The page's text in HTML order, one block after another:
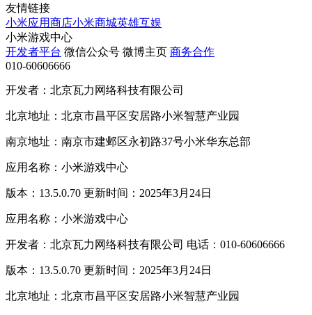
友情链接
小米应用商店小米商城英雄互娱
小米游戏中心
开发者平台 微信公众号 微博主页 商务合作
010-60606666
开发者：北京瓦力网络科技有限公司
北京地址：北京市昌平区安居路小米智慧产业园
南京地址：南京市建邺区永初路37号小米华东总部
应用名称：小米游戏中心
版本：13.5.0.70 更新时间：2025年3月24日
应用名称：小米游戏中心
开发者：北京瓦力网络科技有限公司 电话：010-60606666
版本：13.5.0.70 更新时间：2025年3月24日
北京地址：北京市昌平区安居路小米智慧产业园